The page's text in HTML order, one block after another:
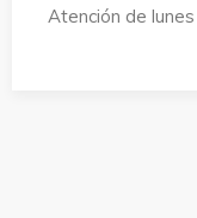
Atención de